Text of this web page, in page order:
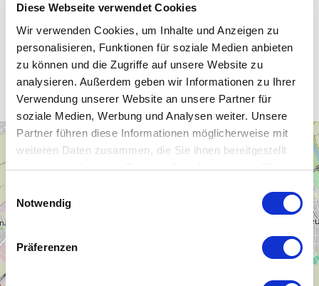
Diese Webseite verwendet Cookies
Wir verwenden Cookies, um Inhalte und Anzeigen zu
personalisieren, Funktionen für soziale Medien anbieten
zu können und die Zugriffe auf unsere Website zu
analysieren. Außerdem geben wir Informationen zu Ihrer
Verwendung unserer Website an unsere Partner für
soziale Medien, Werbung und Analysen weiter. Unsere
Partner führen diese Informationen möglicherweise mit
weiteren Daten zusammen, die Sie ihnen bereitgestellt
haben oder die sie im Rahmen Ihrer Nutzung der Dienste
Notwendig
Präferenzen
Unsere WLAN-Hotspots in
Merseburg / Saale
+